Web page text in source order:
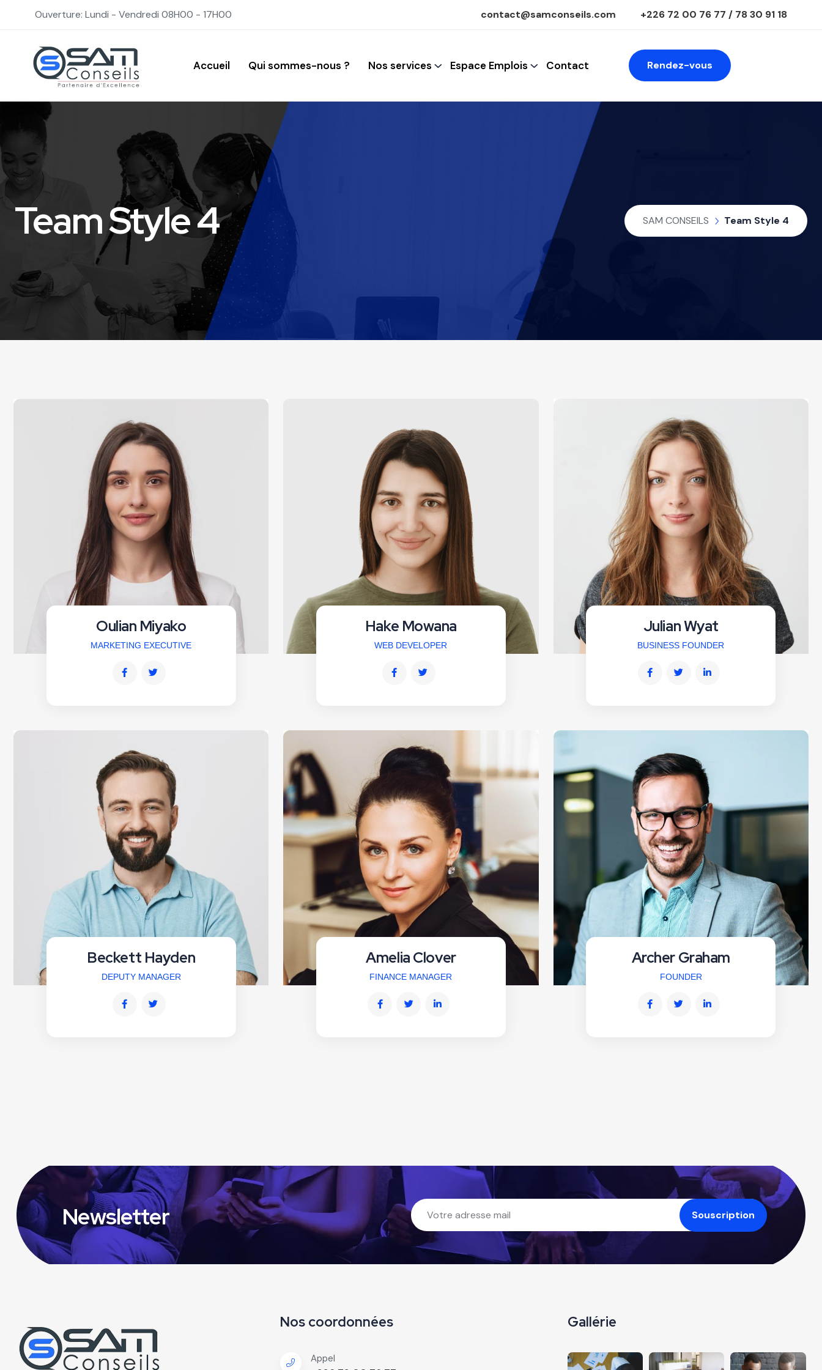
Ouverture: Lundi - Vendredi 08H00 - 17H00 contact@samconseils.com +226 72 00 76 77 / 78 30 91 18
Accueil Qui sommes-nous ? Nos services Espace Emplois Contact Rendez-vous
Team Style 4 SAM CONSEILS Team Style 4
Oulian Miyako
MARKETING EXECUTIVE
Hake Mowana
WEB DEVELOPER
Julian Wyat
BUSINESS FOUNDER
Beckett Hayden
DEPUTY MANAGER
Amelia Clover
FINANCE MANAGER
Archer Graham
FOUNDER
Newsletter
Nos coordonnées
Appel
Gallérie